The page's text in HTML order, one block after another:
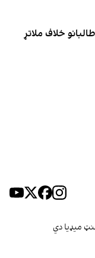
خلاف ملاتړ
میډیا دي